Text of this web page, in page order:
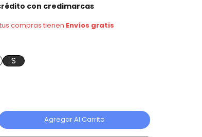
con credimarcas
compras tienen Envíos gratis
S
Agregar Al Carrito